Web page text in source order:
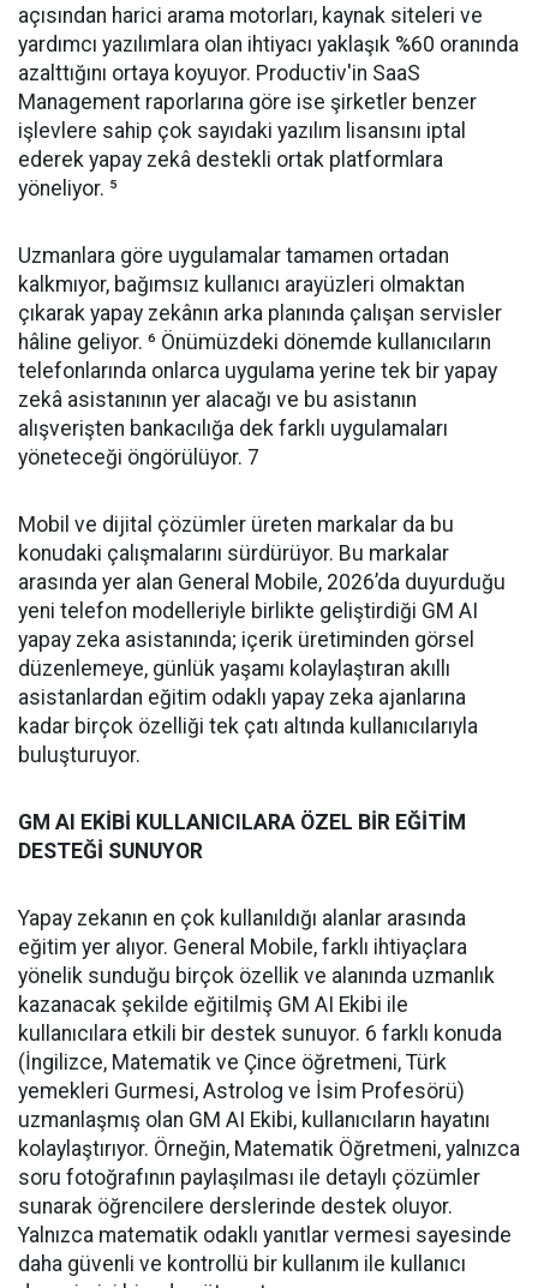
açısından harici arama motorları, kaynak siteleri ve
yardımcı yazılımlara olan ihtiyacı yaklaşık %60 oranında
azalttığını ortaya koyuyor. Productiv'in SaaS
Management raporlarına göre ise şirketler benzer
işlevlere sahip çok sayıdaki yazılım lisansını iptal
ederek yapay zekâ destekli ortak platformlara
yöneliyor. ⁵
Uzmanlara göre uygulamalar tamamen ortadan
kalkmıyor, bağımsız kullanıcı arayüzleri olmaktan
çıkarak yapay zekânın arka planında çalışan servisler
hâline geliyor. ⁶ Önümüzdeki dönemde kullanıcıların
telefonlarında onlarca uygulama yerine tek bir yapay
zekâ asistanının yer alacağı ve bu asistanın
alışverişten bankacılığa dek farklı uygulamaları
yöneteceği öngörülüyor. 7
Mobil ve dijital çözümler üreten markalar da bu
konudaki çalışmalarını sürdürüyor. Bu markalar
arasında yer alan General Mobile, 2026’da duyurduğu
yeni telefon modelleriyle birlikte geliştirdiği GM AI
yapay zeka asistanında; içerik üretiminden görsel
düzenlemeye, günlük yaşamı kolaylaştıran akıllı
asistanlardan eğitim odaklı yapay zeka ajanlarına
kadar birçok özelliği tek çatı altında kullanıcılarıyla
buluşturuyor.
GM AI EKİBİ KULLANICILARA ÖZEL BİR EĞİTİM
DESTEĞİ SUNUYOR
Yapay zekanın en çok kullanıldığı alanlar arasında
eğitim yer alıyor. General Mobile, farklı ihtiyaçlara
yönelik sunduğu birçok özellik ve alanında uzmanlık
kazanacak şekilde eğitilmiş GM AI Ekibi ile
kullanıcılara etkili bir destek sunuyor. 6 farklı konuda
(İngilizce, Matematik ve Çince öğretmeni, Türk
yemekleri Gurmesi, Astrolog ve İsim Profesörü)
uzmanlaşmış olan GM AI Ekibi, kullanıcıların hayatını
kolaylaştırıyor. Örneğin, Matematik Öğretmeni, yalnızca
soru fotoğrafının paylaşılması ile detaylı çözümler
sunarak öğrencilere derslerinde destek oluyor.
Yalnızca matematik odaklı yanıtlar vermesi sayesinde
daha güvenli ve kontrollü bir kullanım ile kullanıcı